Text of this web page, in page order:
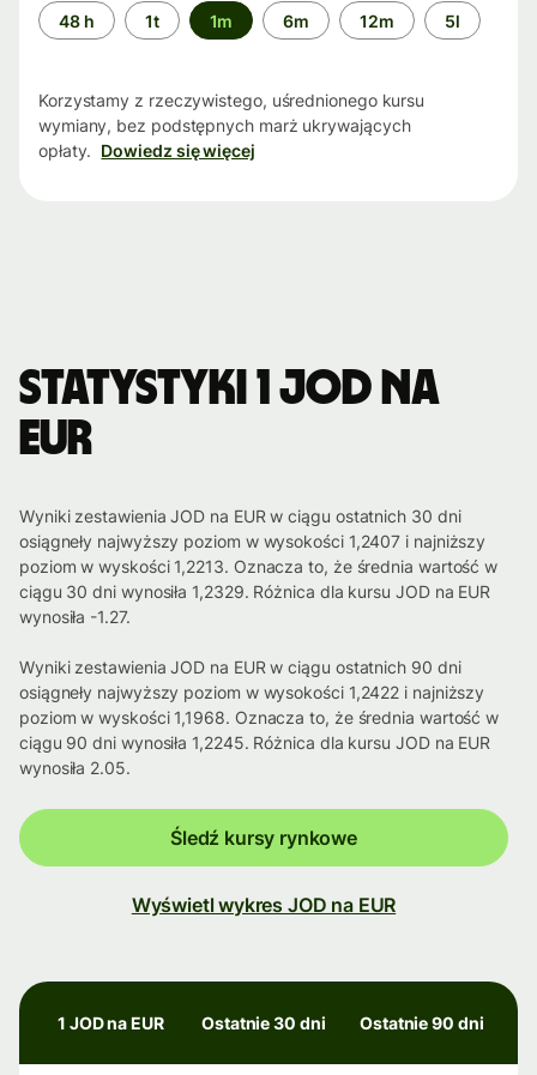
Przedział
czasu
48 h 1t 1m 6m 12m 5l
Korzystamy z rzeczywistego, uśrednionego kursu
wymiany, bez podstępnych marż ukrywających
opłaty. Dowiedz się więcej
Statystyki 1 JOD na
EUR
Wyniki zestawienia JOD na EUR w ciągu ostatnich 30 dni
osiągneły najwyższy poziom w wysokości 1,2407 i najniższy
poziom w wyskości 1,2213. Oznacza to, że średnia wartość w
ciągu 30 dni wynosiła 1,2329. Różnica dla kursu JOD na EUR
wynosiła -1.27.
Wyniki zestawienia JOD na EUR w ciągu ostatnich 90 dni
osiągneły najwyższy poziom w wysokości 1,2422 i najniższy
poziom w wyskości 1,1968. Oznacza to, że średnia wartość w
ciągu 90 dni wynosiła 1,2245. Różnica dla kursu JOD na EUR
wynosiła 2.05.
Śledź kursy rynkowe
Wyświetl wykres JOD na EUR
1 JOD na EUR Ostatnie 30 dni Ostatnie 90 dni